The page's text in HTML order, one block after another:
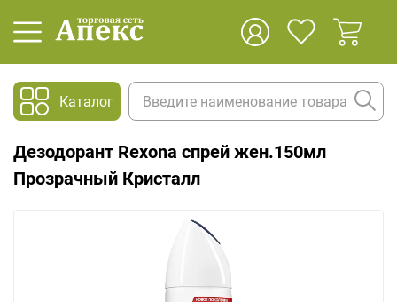
Каталог
Дезодорант Rexona спрей жен.150мл
Прозрачный Кристалл